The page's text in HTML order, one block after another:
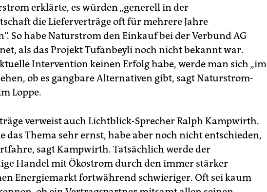
erklärte, es würden „generell in der
die Lieferverträge oft für mehrere Jahre
So habe Naturstrom den Einkauf bei der Verbund AG
als das Projekt Tufanbeyli noch nicht bekannt war.
Intervention keinen Erfolg habe, werde man sich „im
ob es gangbare Alternativen gibt, sagt Naturstrom-
Loppe.
verweist auch Lichtblick-Sprecher Ralph Kampwirth.
das Thema sehr ernst, habe aber noch nicht entschieden,
sagt Kampwirth. Tatsächlich werde der
Handel mit Ökostrom durch den immer stärker
Energiemarkt fortwährend schwieriger. Oft sei kaum